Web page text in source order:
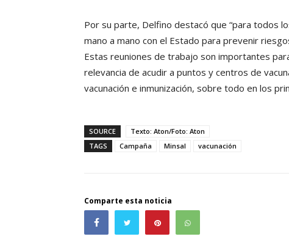
Por su parte, Delfino destacó que “para todos
mano a mano con el Estado para prevenir
Estas reuniones de trabajo son importantes
relevancia de acudir a puntos y centros de
vacunación e inmunización, sobre todo en los
SOURCE
Texto: Aton/Foto: Aton
TAGS
Campaña Minsal vacunación
Comparte esta noticia